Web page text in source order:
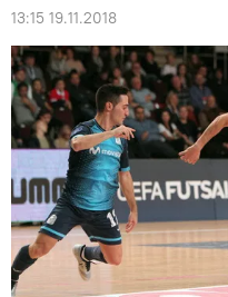
13:15 19.11.2018